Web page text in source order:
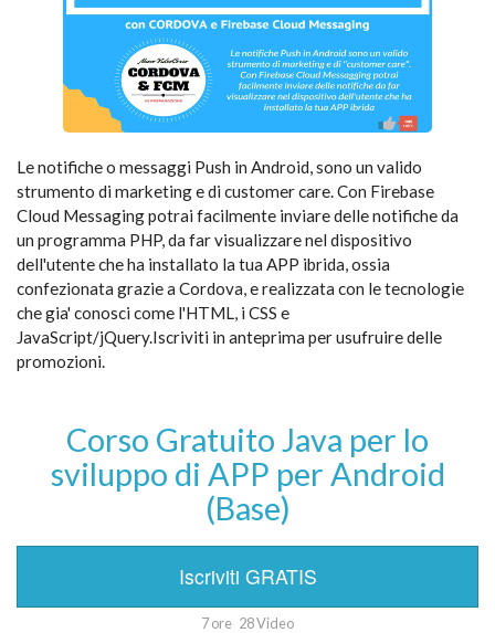
Le notifiche o messaggi Push in Android, sono un valido
strumento di marketing e di customer care. Con Firebase
Cloud Messaging potrai facilmente inviare delle notifiche da
un programma PHP, da far visualizzare nel dispositivo
dell'utente che ha installato la tua APP ibrida, ossia
confezionata grazie a Cordova, e realizzata con le tecnologie
che gia' conosci come l'HTML, i CSS e
JavaScript/jQuery.Iscriviti in anteprima per usufruire delle
promozioni.
Corso Gratuito Java per lo
sviluppo di APP per Android
(Base)
Iscriviti GRATIS
7 ore 28 Video